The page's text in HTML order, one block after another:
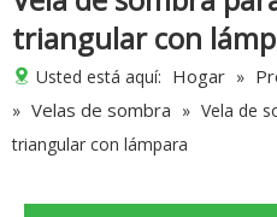
triangular con
Usted está aquí: Hogar »
» Velas de sombra » Vela de
triangular con lámpara